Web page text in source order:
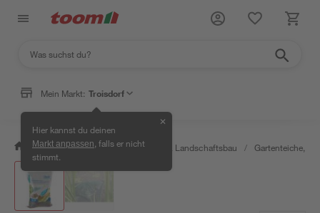
Mein Markt: Troisdorf
Hier kannst du deinen
Markt anpassen , falls er nicht
stimmt.
✕
/ Garten & Freizeit / Gartenbau & Landschaftsbau / Gartenteiche,